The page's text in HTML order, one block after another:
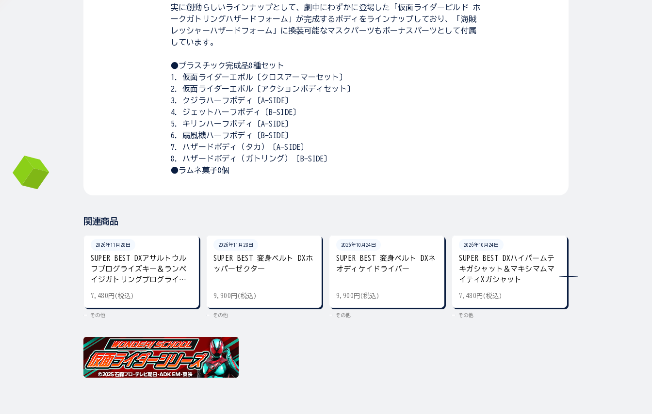
実に創動らしいラインナップとして、劇中にわずかに登場した「仮面ライダービルド ホ
ークガトリングハザードフォーム」が完成するボディをラインナップしており、「海賊
レッシャーハザードフォーム」に換装可能なマスクパーツもボーナスパーツとして付属
しています。
●プラスチック完成品8種セット
1．仮面ライダーエボル〔クロスアーマーセット〕
2．仮面ライダーエボル〔アクションボディセット〕
3．クジラハーフボディ〔A-SIDE〕
4．ジェットハーフボディ〔B-SIDE〕
5．キリンハーフボディ〔A-SIDE〕
6．扇風機ハーフボディ〔B-SIDE〕
7．ハザードボディ（タカ）〔A-SIDE〕
8．ハザードボディ（ガトリング）〔B-SIDE〕
●ラムネ菓子8個
関連商品
2026年11月28日
SUPER BEST DXアサルトウル
フプログライズキー＆ランペ
イジガトリングプログライズ
7,480円(税込)
その他
2026年11月28日
SUPER BEST 変身ベルト DXホ
ッパーゼクター
9,900円(税込)
その他
2026年10月24日
SUPER BEST 変身ベルト DXネ
オディケイドライバー
9,900円(税込)
その他
2026年10月24日
SUPER BEST DXハイパームテ
キガシャット＆マキシマムマ
イティXガシャット
7,480円(税込)
その他